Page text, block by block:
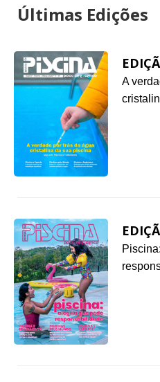
Últimas Edições
A